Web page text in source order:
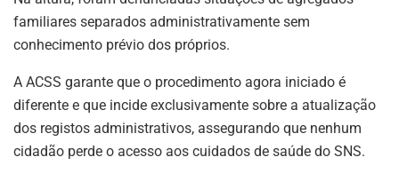
familiares separados administrativamente sem
conhecimento prévio dos próprios.
A ACSS garante que o procedimento agora iniciado é
diferente e que incide exclusivamente sobre a atualização
dos registos administrativos, assegurando que nenhum
cidadão perde o acesso aos cuidados de saúde do SNS.